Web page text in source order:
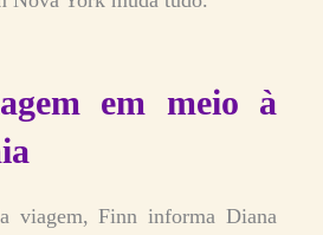
em meio à
viagem, Finn informa Diana